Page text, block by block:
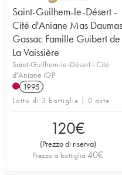
Saint-Guilhem-le-Désert -
Cité d'Aniane Mas Daumas
Gassac Famille Guibert de
La Vaissière
Saint-Guilhem-le-Désert - Cité
d'Aniane IGP
1995
Lotto di 3 bottiglie | 0 aste
120€
(Prezzo di riserva)
Prezzo a bottiglia 40€